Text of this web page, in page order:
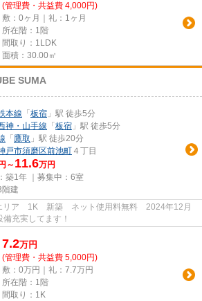
(管理費・共益費 4,000円)
敷：0ヶ月｜礼：1ヶ月
所在階：1階
間取り：1LDK
面積：30.00㎡
SUMA
本線 「 板宿 」駅 徒歩5分
神・山手線 「 板宿 」駅 徒歩5分
「 鷹取 」駅 徒歩20分
戸市須磨区前池町 ４丁目
～ 11.6万円
築1年 ｜募集中： 6室
階建
リア 1K 新築 ネット使用料無料 2024年12月
充実してます！
7.2万円
(管理費・共益費 5,000円)
敷：0万円｜礼：7.7万円
所在階：1階
間取り：1K